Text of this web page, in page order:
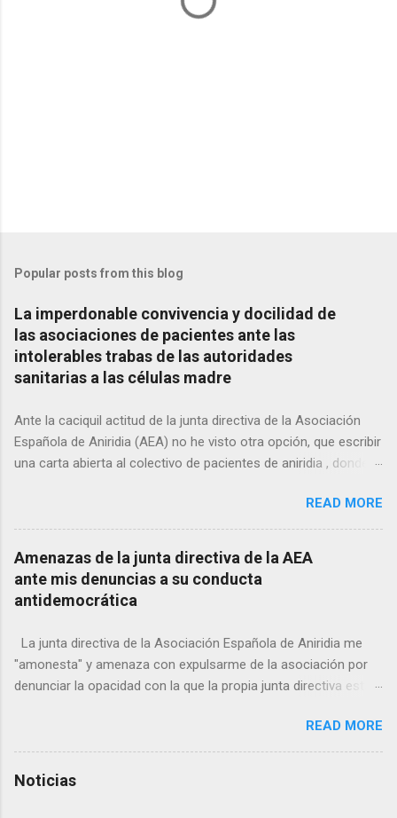
Popular posts from this blog
La imperdonable convivencia y docilidad de
las asociaciones de pacientes ante las
intolerables trabas de las autoridades
sanitarias a las células madre
Ante la caciquil actitud de la junta directiva de la Asociación
Española de Aniridia (AEA) no he visto otra opción, que escribir
una carta abierta al colectivo de pacientes de aniridia , donde
Asociación Española de Aniridia, bajo la actual junta directiva,
tiene sometidos a los enfermos de aniridia. ¿Qué agentes han
determinado que, durante años, la AEA se mantenga en una
inaudita convivencia y docilidad ante las incomprensibles y
intolerables trabas que las autoridades sanitarias imponen al
READ MORE
Amenazas de la junta directiva de la AEA
ante mis denuncias a su conducta
antidemocrática
La junta directiva de la Asociación Española de Aniridia me
"amonesta" y amenaza con expulsarme de la asociación por
denunciar la opacidad con la que la propia junta directiva está
próximas elecciones del 20 de abril de 2024. ¿Desde cuándo
en un sistema democrático el órgano de gobierno dirige el
proceso de selección de los candidatos que se presentarán a
READ MORE
Noticias